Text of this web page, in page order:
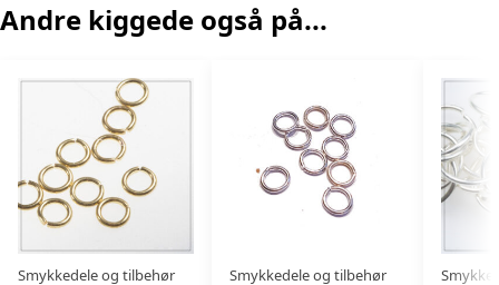
Andre kiggede også på...
Smykkedele og tilbehør Smykkedele og tilbehør